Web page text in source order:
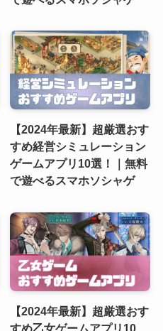
【2024年最新】超厳選おす
すめ経営シミュレーション
ゲームアプリ10選！｜無料
で遊べるスマホソシャゲ
【2024年最新】超厳選おす
すめ乙女ゲームアプリ10